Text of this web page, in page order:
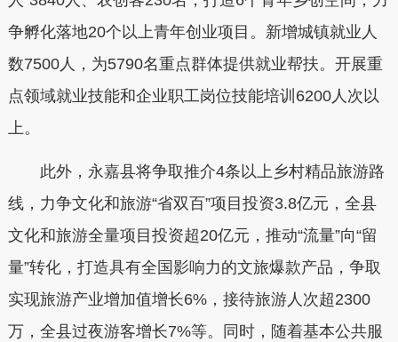
争孵化落地20个以上青年创业项目。新增城镇就业人
数7500人，为5790名重点群体提供就业帮扶。开展重
点领域就业技能和企业职工岗位技能培训6200人次以
上。
此外，永嘉县将争取推介4条以上乡村精品旅游路
线，力争文化和旅游“省双百”项目投资3.8亿元，全县
文化和旅游全量项目投资超20亿元，推动“流量”向“留
量”转化，打造具有全国影响力的文旅爆款产品，争取
实现旅游产业增加值增长6%，接待旅游人次超2300
万，全县过夜游客增长7%等。同时，随着基本公共服